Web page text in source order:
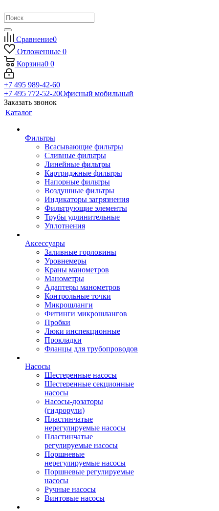
Сравнение0
Отложенные 0
Корзина0 0
+7 495 989-42-60
+7 495 772-52-20Офисный мобильный
Заказать звонок
Каталог
Фильтры
Всасывающие фильтры
Сливные фильтры
Линейные фильтры
Картриджные фильтры
Напорные фильтры
Воздушные фильтры
Индикаторы загрязнения
Фильтрующие элементы
Трубы удлинительные
Уплотнения
Аксессуары
Заливные горловины
Уровнемеры
Краны манометров
Манометры
Адаптеры манометров
Контрольные точки
Микрошланги
Фитинги микрошлангов
Пробки
Люки инспекционные
Прокладки
Фланцы для трубопроводов
Насосы
Шестеренные насосы
Шестеренные секционные
насосы
Насосы-дозаторы
(гидрорули)
Пластинчатые
нерегулируемые насосы
Пластинчатые
регулируемые насосы
Поршневые
нерегулируемые насосы
Поршневые регулируемые
насосы
Ручные насосы
Винтовые насосы